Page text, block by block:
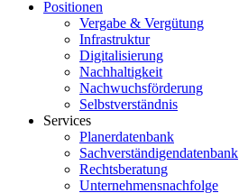
Positionen
Vergabe & Vergütung
Infrastruktur
Digitalisierung
Nachhaltigkeit
Nachwuchsförderung
Selbstverständnis
Services
Planerdatenbank
Sachverständigendatenbank
Rechtsberatung
Unternehmensnachfolge